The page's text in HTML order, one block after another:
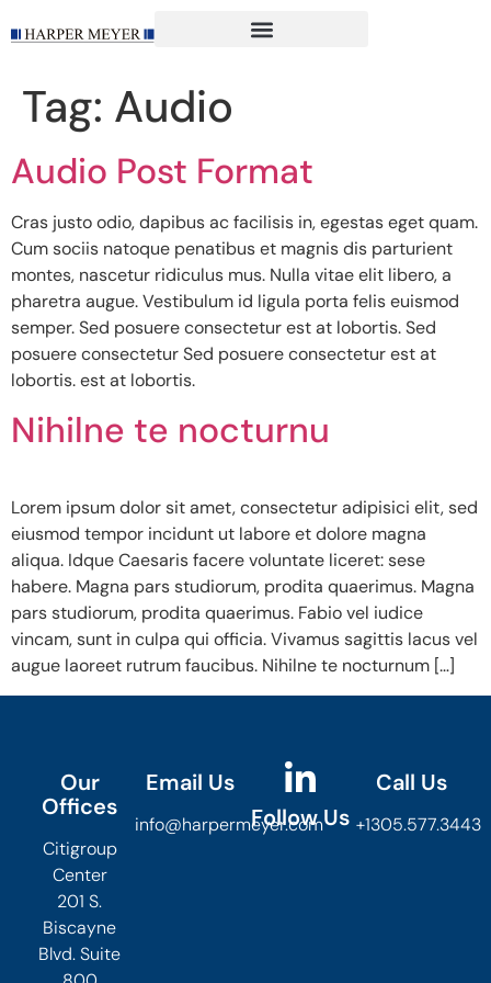
Tag: Audio
Audio Post Format
Cras justo odio, dapibus ac facilisis in, egestas eget quam.
Cum sociis natoque penatibus et magnis dis parturient
montes, nascetur ridiculus mus. Nulla vitae elit libero, a
pharetra augue. Vestibulum id ligula porta felis euismod
semper. Sed posuere consectetur est at lobortis. Sed
posuere consectetur Sed posuere consectetur est at
lobortis. est at lobortis.
Nihilne te nocturnu
Lorem ipsum dolor sit amet, consectetur adipisici elit, sed
eiusmod tempor incidunt ut labore et dolore magna
aliqua. Idque Caesaris facere voluntate liceret: sese
habere. Magna pars studiorum, prodita quaerimus. Magna
pars studiorum, prodita quaerimus. Fabio vel iudice
vincam, sunt in culpa qui officia. Vivamus sagittis lacus vel
augue laoreet rutrum faucibus. Nihilne te nocturnum […]
Our
Offices
Citigroup
Center
201 S.
Biscayne
Blvd. Suite
Email Us
info@harpermeyer.com
Follow Us
Call Us
+1305.577.3443